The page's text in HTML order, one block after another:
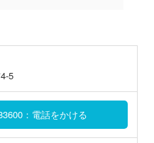
5
：電話をかける